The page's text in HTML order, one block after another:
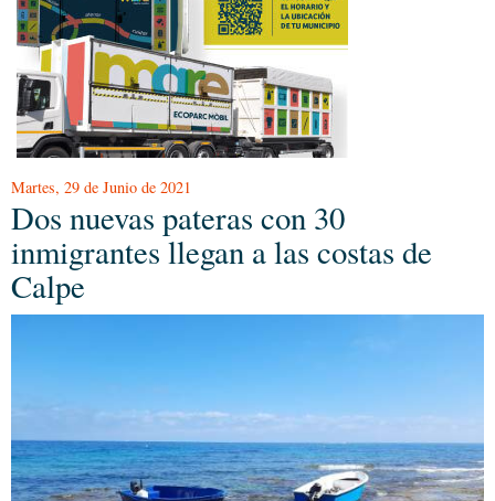
Martes, 29 de Junio de 2021
Dos nuevas pateras con 30
inmigrantes llegan a las costas de
Calpe